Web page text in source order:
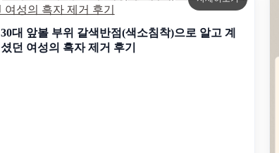
30대 앞볼 부위 갈색반점(색소침착)으로 알고 계
셨던 여성의 흑자 제거 후기